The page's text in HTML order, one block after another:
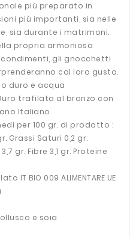
più preparato in
più importanti, sia nelle
sia durante i matrimoni.
propria armoniosa
gli gnocchetti
col loro gusto.
duro e acqua
trafilata al bronzo con
Italiano
per 100 gr. di prodotto :
Grassi Saturi 0,2 gr.
gr. Fibre 3,1 gr. Proteine
BIO 009 ALIMENTARE UE
e soia